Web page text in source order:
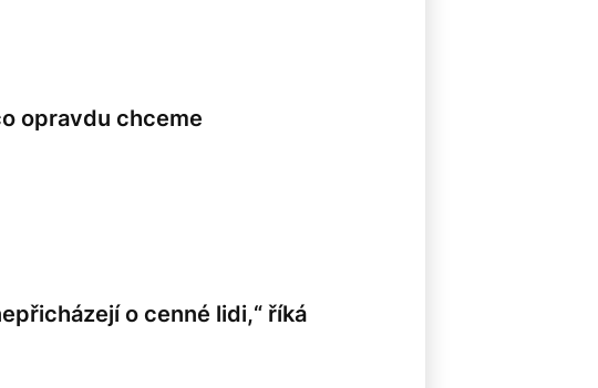
opravdu chceme
o cenné lidi,“ říká